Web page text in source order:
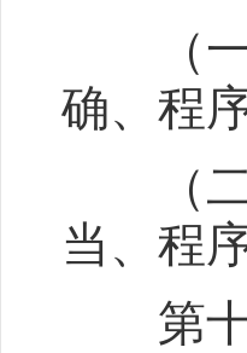
（一
确、程
（二
当、程
第十